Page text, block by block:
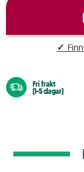
✓
Fri frakt
(1-5 dagar)